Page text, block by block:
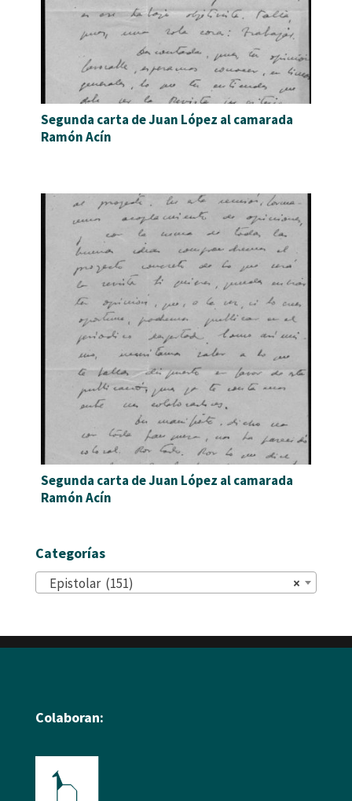
Segunda carta de Juan López al camarada
Ramón Acín
Segunda carta de Juan López al camarada
Ramón Acín
Categorías
×
Epistolar (151)
Colaboran: